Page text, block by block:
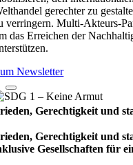
gerechter zu
verringern. Multi-Akteurs-
das Erreichen der
Newsletter
Gerechtigkeit und
Gerechtigkeit und
Gesell­schaf­ten für